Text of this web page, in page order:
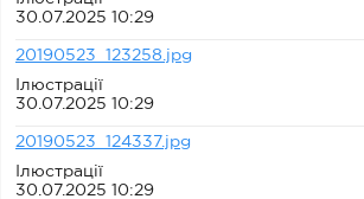
30.07.2025 10:29
20190523_123258.jpg
Ілюстрації
30.07.2025 10:29
20190523_124337.jpg
Ілюстрації
30.07.2025 10:29